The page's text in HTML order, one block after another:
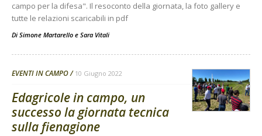
campo per la difesa". Il resoconto della giornata, la foto gallery e
tutte le relazioni scaricabili in pdf
Di Simone Martarello e Sara Vitali
EVENTI IN CAMPO 10 Giugno 2022
Edagricole in campo, un
successo la giornata tecnica
sulla fienagione